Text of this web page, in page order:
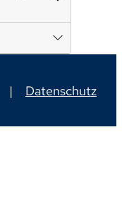
| Datenschutz